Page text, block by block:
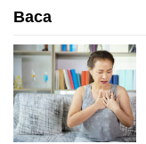
Baca